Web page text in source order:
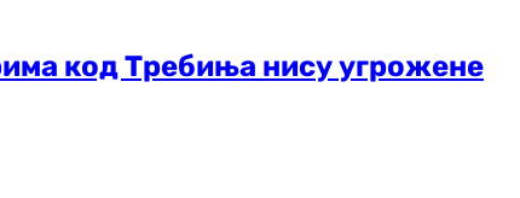
код Требиња нису угрожене